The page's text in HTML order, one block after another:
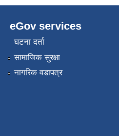
eGov services
घटना दर्ता
सामाजिक सुरक्षा
नागरिक वडापत्र